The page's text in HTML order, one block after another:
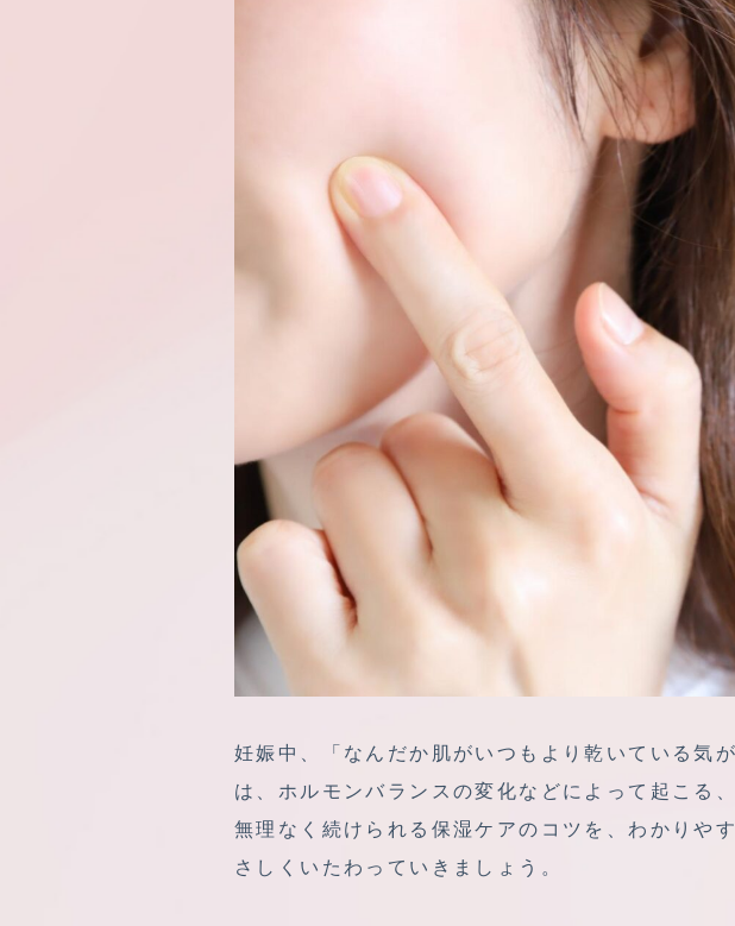
妊娠中、「なんだか肌がいつもより乾いている
は、ホルモンバランスの変化などによって起こる
無理なく続けられる保湿ケアのコツを、わかりや
さしくいたわっていきましょう。